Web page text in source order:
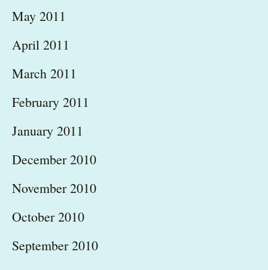
May 2011
April 2011
March 2011
February 2011
January 2011
December 2010
November 2010
October 2010
September 2010